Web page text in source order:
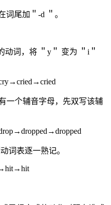
词尾加＂-d ＂。
动词，将 ＂y＂ 变为 ＂i＂
一个辅音字母，先双写该辅
词表逐一熟记。